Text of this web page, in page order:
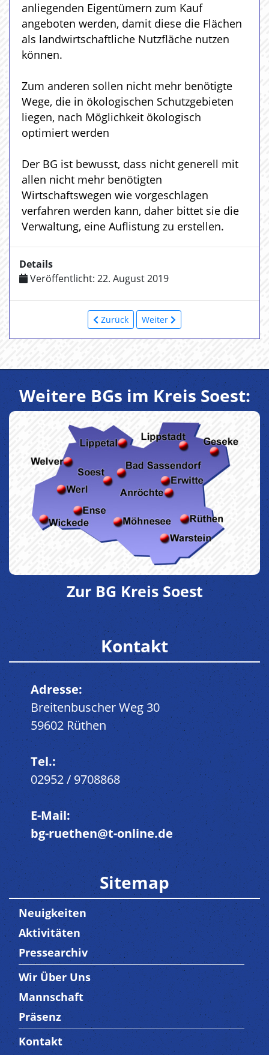
anliegenden Eigentümern zum Kauf
angeboten werden, damit diese die Flächen
als landwirtschaftliche Nutzfläche nutzen
können.
Zum anderen sollen nicht mehr benötigte
Wege, die in ökologischen Schutzgebieten
liegen, nach Möglichkeit ökologisch
optimiert werden
Der BG ist bewusst, dass nicht generell mit
allen nicht mehr benötigten
Wirtschaftswegen wie vorgeschlagen
verfahren werden kann, daher bittet sie die
Verwaltung, eine Auflistung zu erstellen.
Details
Veröffentlicht: 22. August 2019
Zurück Weiter
Weitere BGs im Kreis Soest:
Zur BG Kreis Soest
Kontakt
Adresse:
Breitenbuscher Weg 30
59602 Rüthen
Tel.:
02952 / 9708868
E-Mail:
bg-ruethen@t-online.de
Sitemap
Neuigkeiten
Aktivitäten
Pressearchiv
Trenner3
Wir Über Uns
Mannschaft
Präsenz
Trenner4
Kontakt